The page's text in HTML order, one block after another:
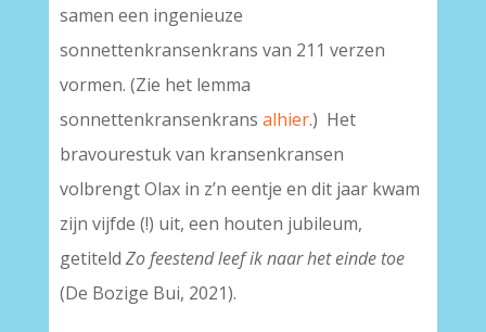
samen een ingenieuze
sonnettenkransenkrans van 211 verzen
vormen. (Zie het lemma
sonnettenkransenkrans alhier.) Het
bravourestuk van kransenkransen
volbrengt Olax in z’n eentje en dit jaar kwam
zijn vijfde (!) uit, een houten jubileum,
getiteld Zo feestend leef ik naar het einde toe
(De Bozige Bui, 2021).